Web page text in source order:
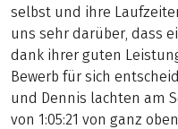
selbst und ihre
uns sehr darüber, dass
dank ihrer guten
Bewerb für sich
und Dennis lachten am
von 1:05:21 von ganz